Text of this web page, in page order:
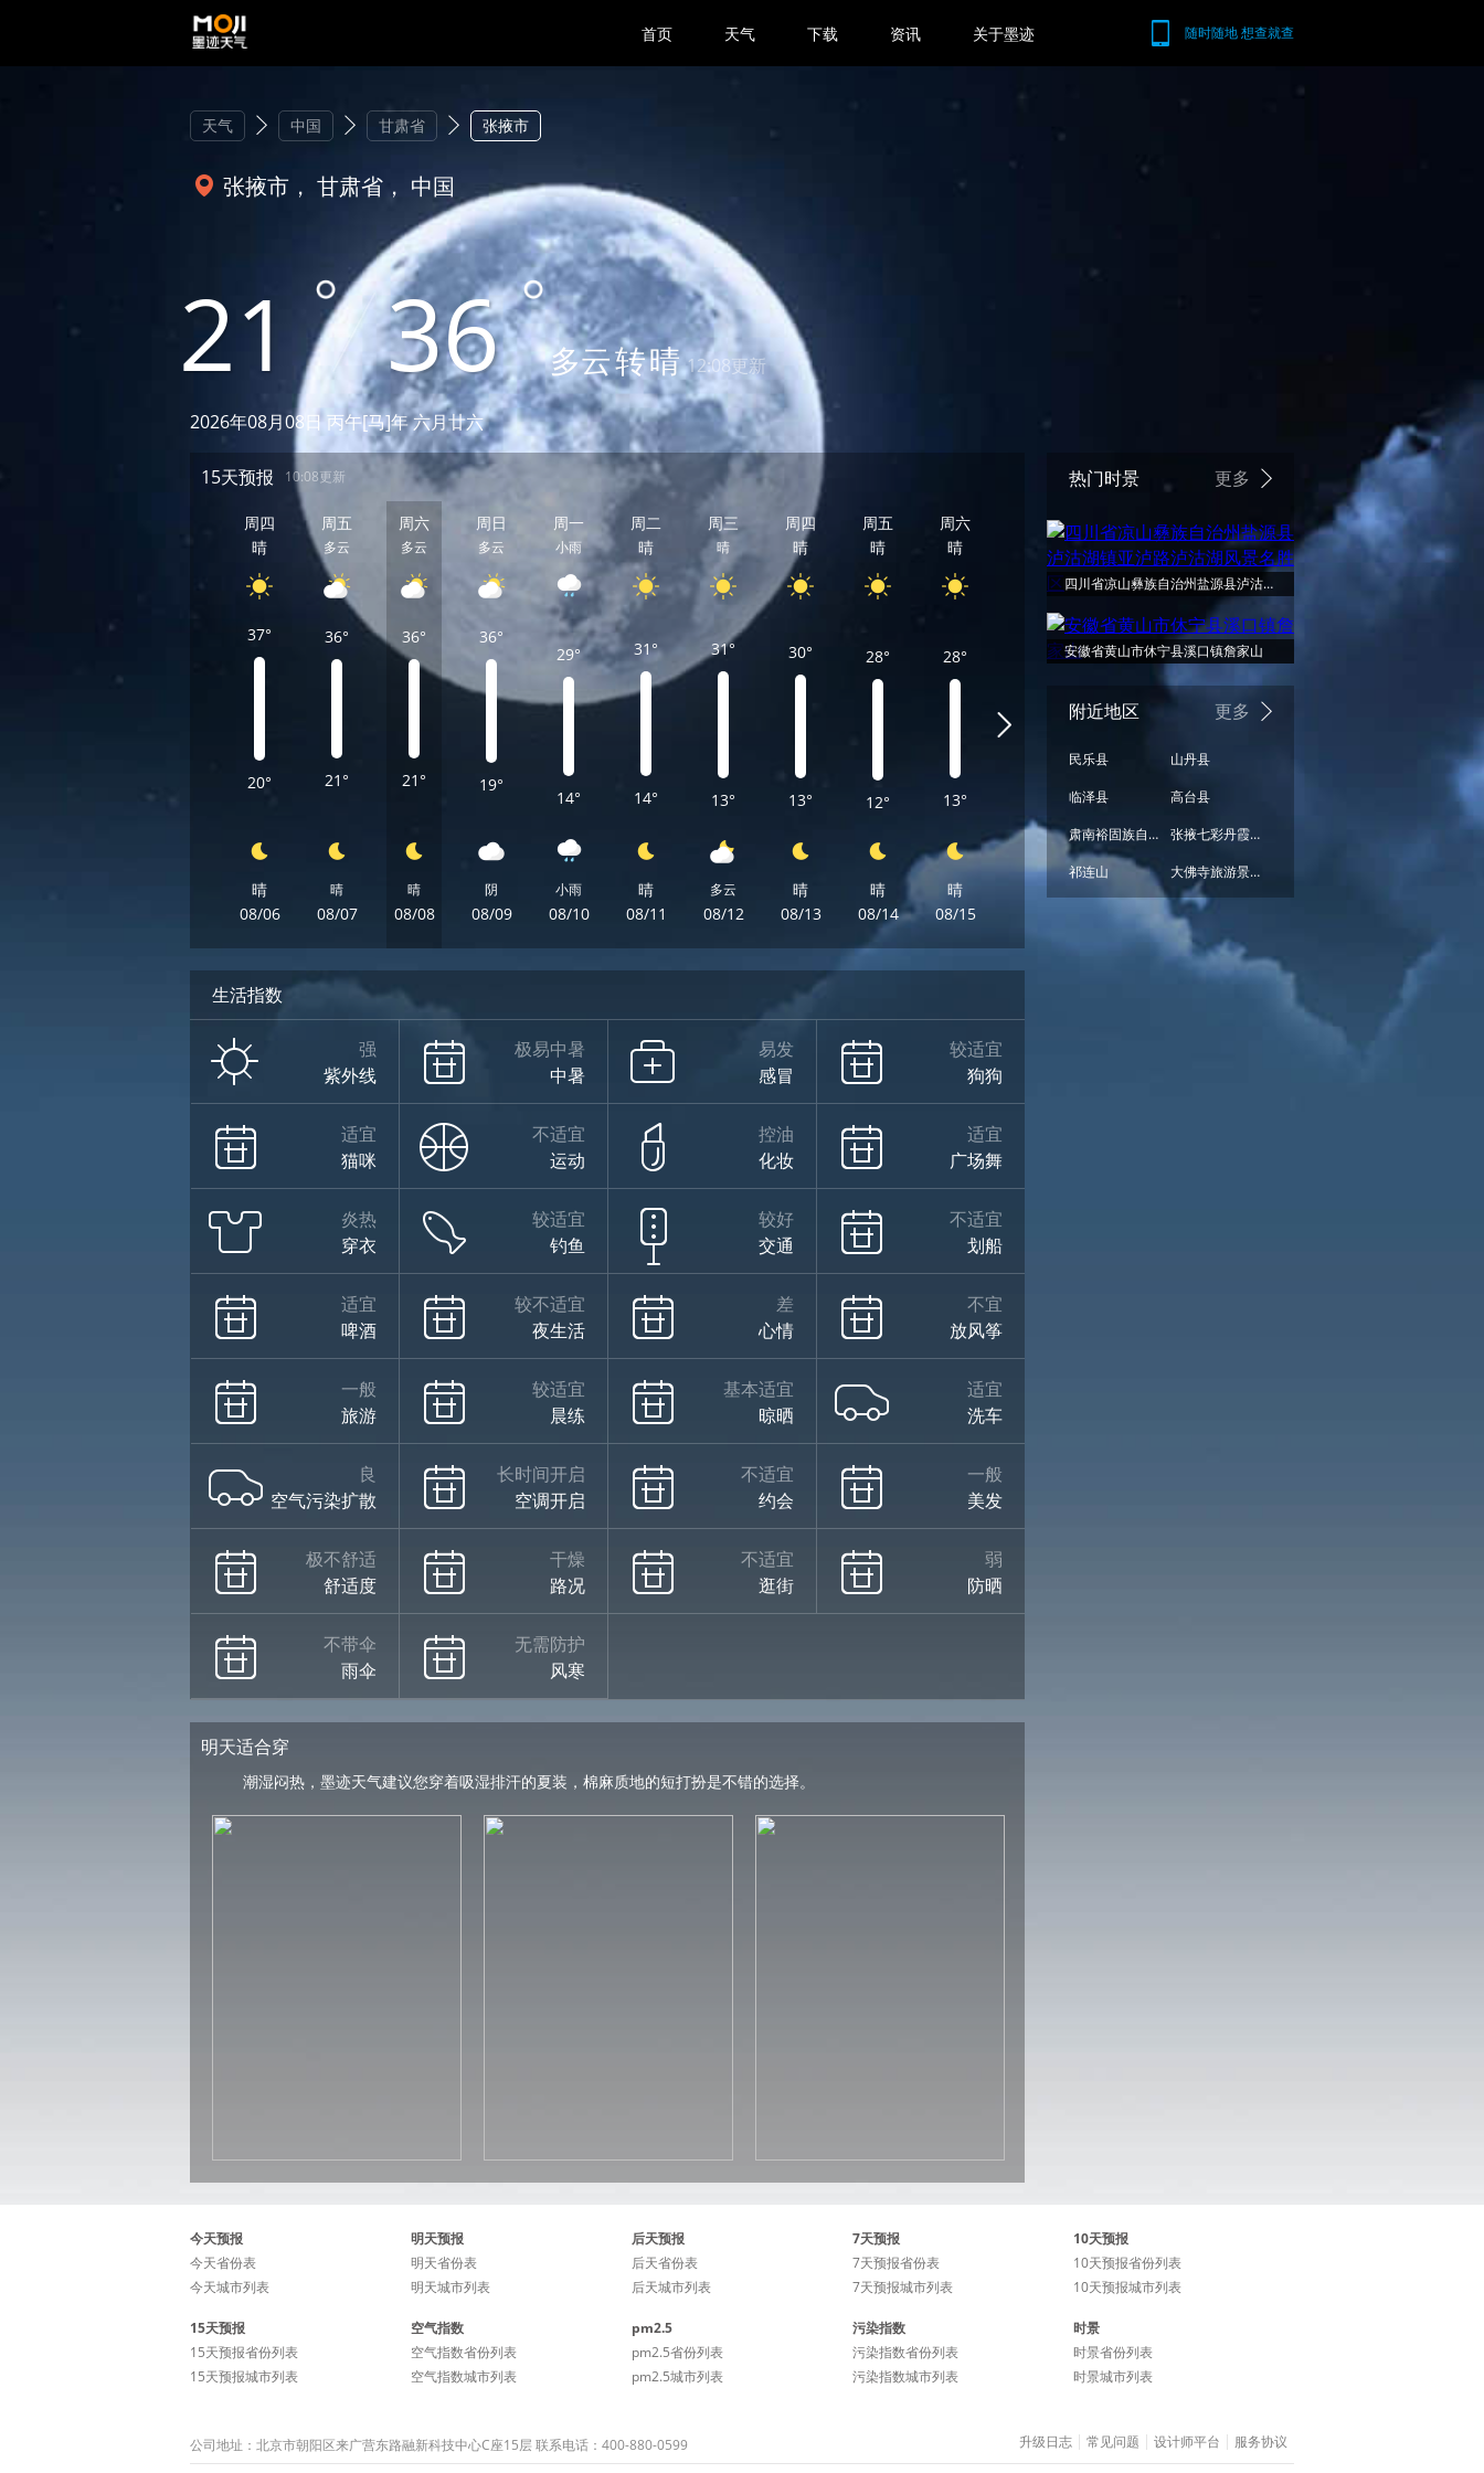
随时随地 想查就查
首页 天气 下载 资讯 关于墨迹
天气 中国 甘肃省 张掖市
张掖市， 甘肃省， 中国
21 36 多云转晴 12:08更新
2026年08月08日 丙午[马]年 六月廿六
热门时景 更多
四川省凉山彝族自治州盐源县泸沽湖镇亚泸路泸沽湖风景名胜区
安徽省黄山市休宁县溪口镇詹家山
附近地区 更多
民乐县
山丹县
临泽县
高台县
肃南裕固族自治县
张掖七彩丹霞景区
祁连山
大佛寺旅游景区
15天预报 10:08更新
周四
晴
37°
20°
晴
08/06
周五
多云
36°
21°
晴
08/07
周六
多云
36°
21°
晴
08/08
周日
多云
36°
19°
阴
08/09
周一
小雨
29°
14°
小雨
08/10
周二
晴
31°
14°
晴
08/11
周三
晴
31°
13°
多云
08/12
周四
晴
30°
13°
晴
08/13
周五
晴
28°
12°
晴
08/14
周六
晴
28°
13°
晴
08/15
周日
周一
晴
28°
14°
周二
晴
32°
14°
多云
08/18
周三
晴
32°
周四
生活指数
强
紫外线
极易中暑
中暑
易发
感冒
较适宜
狗狗
适宜
猫咪
不适宜
运动
控油
化妆
适宜
广场舞
炎热
穿衣
较适宜
钓鱼
较好
交通
不适宜
划船
适宜
啤酒
较不适宜
夜生活
差
心情
不宜
放风筝
一般
旅游
较适宜
晨练
基本适宜
晾晒
适宜
洗车
良
空气污染扩散
长时间开启
空调开启
不适宜
约会
一般
美发
极不舒适
舒适度
干燥
路况
不适宜
逛街
弱
防晒
不带伞
雨伞
无需防护
风寒
明天适合穿
潮湿闷热，墨迹天气建议您穿着吸湿排汗的夏装，棉麻质地的短打扮是不错的选择。
今天预报
今天省份表
今天城市列表
明天预报
明天省份表
明天城市列表
后天预报
后天省份表
后天城市列表
7天预报
7天预报省份表
7天预报城市列表
10天预报
10天预报省份列表
10天预报城市列表
15天预报
15天预报省份列表
15天预报城市列表
空气指数
空气指数省份列表
空气指数城市列表
pm2.5
pm2.5省份列表
pm2.5城市列表
污染指数
污染指数省份列表
污染指数城市列表
时景
时景省份列表
时景城市列表
公司地址：北京市朝阳区来广营东路融新科技中心C座15层 联系电话：400-880-0599 升级日志 常见问题 设计师平台 服务协议